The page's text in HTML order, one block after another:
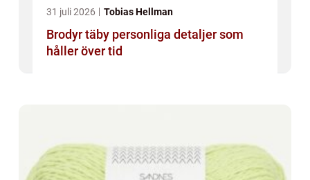
31 juli 2026 Tobias Hellman
Brodyr täby personliga detaljer som
håller över tid